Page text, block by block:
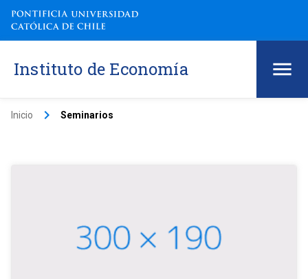
Instituto de Economía
Inicio keyboard_arrow_right Seminarios